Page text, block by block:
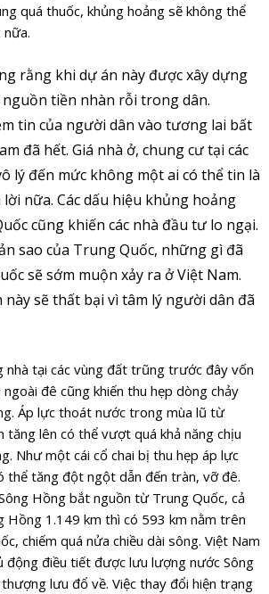
quá thuốc, khủng hoảng sẽ không thể
rằng khi dự án này được xây dựng
tiền nhàn rỗi trong dân.
tin của người dân vào tương lai bất
đã hết. Giá nhà ở, chung cư tại các
lý đến mức không một ai có thể tin là
nữa. Các dấu hiệu khủng hoảng
cũng khiến các nhà đầu tư lo ngại.
sao của Trung Quốc, những gì đã
sẽ sớm muộn xảy ra ở Việt Nam.
này sẽ thất bại vì tâm lý người dân đã
nhà tại các vùng đất trũng trước đây vốn
ngoài đê cũng khiến thu hẹp dòng chảy
Áp lực thoát nước trong mùa lũ từ
tăng lên có thể vượt quá khả năng chịu
Như một cái cổ chai bị thu hẹp áp lực
thể tăng đột ngột dẫn đến tràn, vỡ đê.
Hồng bắt nguồn từ Trung Quốc, cả
Hồng 1.149 km thì có 593 km nằm trên
chiếm quá nửa chiều dài sông. Việt Nam
động điều tiết được lưu lượng nước Sông
lưu đổ về. Việc thay đổi hiện trạng